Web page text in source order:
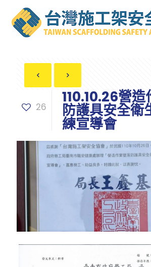
26
110.10.26營
防護具安全衛
練宣導會